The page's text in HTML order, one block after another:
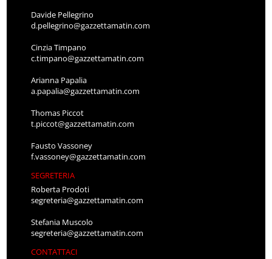
Davide Pellegrino
d.pellegrino@gazzettamatin.com
Cinzia Timpano
c.timpano@gazzettamatin.com
Arianna Papalia
a.papalia@gazzettamatin.com
Thomas Piccot
t.piccot@gazzettamatin.com
Fausto Vassoney
f.vassoney@gazzettamatin.com
SEGRETERIA
Roberta Prodoti
segreteria@gazzettamatin.com
Stefania Muscolo
segreteria@gazzettamatin.com
CONTATTACI